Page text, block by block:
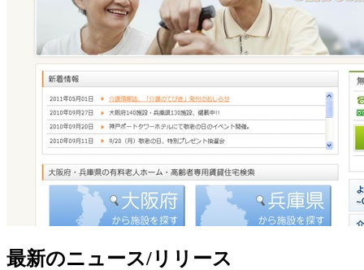
最新のニュース/リリース